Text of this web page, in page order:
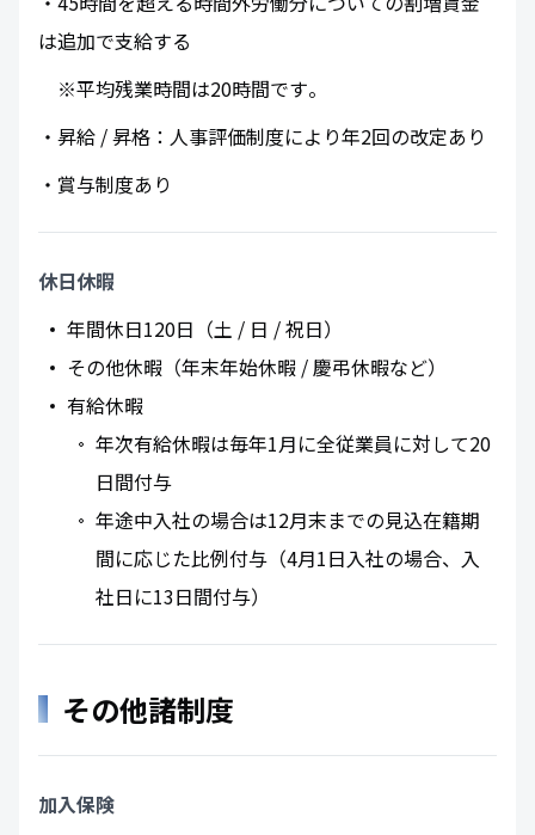
は追加で支給する
※平均残業時間は20時間です​。
・昇給 / 昇格：人事評価制度により年2回の改定あり
・賞与制度あり
休日休暇
年間休日120日（土 / 日 / 祝日）
その他休暇（年末年始休暇 / 慶弔休暇など）
有給休暇
年次有給休暇は毎年1月に全従業員に対して20
日間付与
年途中入社の場合は12月末までの見込在籍期
間に応じた比例付与（4月1日入社の場合、入
社日に13日間付与）
その他諸制度
加入保険